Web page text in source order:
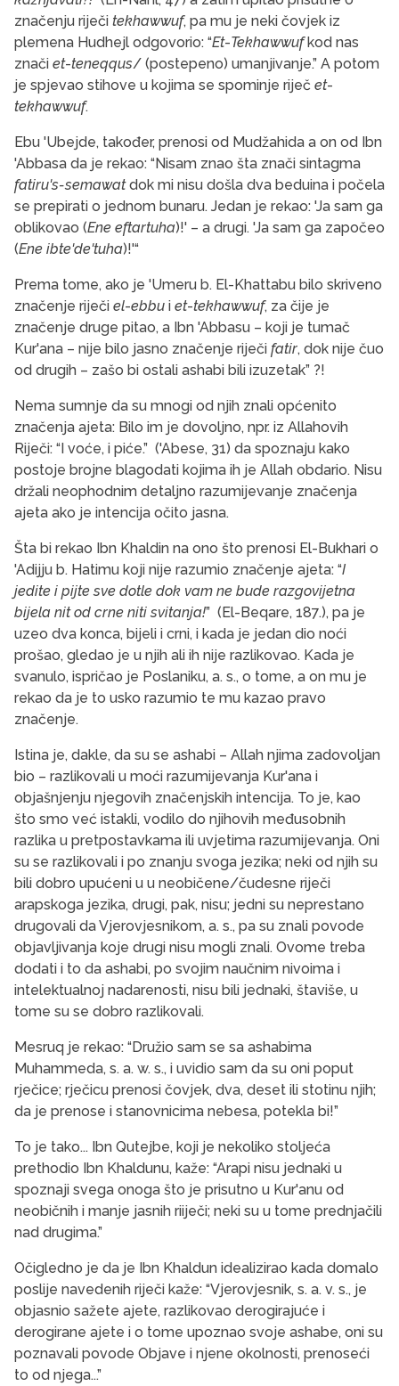
značenju riječi tekhawwuf, pa mu je neki čovjek iz
plemena Hudhejl odgovorio: “Et-Tekhawwufkod nas
znači et-teneqqus/ (postepeno) umanjivanje.” A potom
je spjevao stihove u kojima se spominje riječ et-
tekhawwuf.
Ebu 'Ubejde, također, prenosi od Mudžahida a on od Ibn
'Abbasa da je rekao: “Nisam znao šta znači sintagma
fatiru's-semawatdok mi nisu došla dva beduina i počela
se prepirati o jednom bunaru. Jedan je rekao: 'Ja sam ga
oblikovao (Ene eftartuha)!' – a drugi. 'Ja sam ga započeo
(Ene ibte'de'tuha)!'“
Prema tome, ako je 'Umeru b. El-Khattabu bilo skriveno
značenje riječi el-ebbu i et-tekhawwuf, za čije je
značenje druge pitao, a Ibn 'Abbasu – koji je tumač
Kur'ana – nije bilo jasno značenje riječi fatir, dok nije čuo
od drugih – zašo bi ostali ashabi bili izuzetak” ?!
Nema sumnje da su mnogi od njih znali općenito
značenja ajeta: Bilo im je dovoljno, npr. iz Allahovih
Riječi: “I voće, i piće.” ('Abese, 31) da spoznaju kako
postoje brojne blagodati kojima ih je Allah obdario. Nisu
držali neophodnim detaljno razumijevanje značenja
ajeta ako je intencija očito jasna.
Šta bi rekao Ibn Khaldin na ono što prenosi El-Bukhari o
'Adijju b. Hatimu koji nije razumio značenje ajeta: “I
jedite i pijte sve dotle dok vam ne bude razgovijetna
bijela nit od crne niti svitanja!” (El-Beqare, 187.), pa je
uzeo dva konca, bijeli i crni, i kada je jedan dio noći
prošao, gledao je u njih ali ih nije razlikovao. Kada je
svanulo, ispričao je Poslaniku, a. s., o tome, a on mu je
rekao da je to usko razumio te mu kazao pravo
značenje.
Istina je, dakle, da su se ashabi – Allah njima zadovoljan
bio – razlikovali u moći razumijevanja Kur'ana i
objašnjenju njegovih značenjskih intencija. To je, kao
što smo već istakli, vodilo do njihovih međusobnih
razlika u pretpostavkama ili uvjetima razumijevanja. Oni
su se razlikovali i po znanju svoga jezika; neki od njih su
bili dobro upućeni u u neobičene/čudesne riječi
arapskoga jezika, drugi, pak, nisu; jedni su neprestano
drugovali da Vjerovjesnikom, a. s., pa su znali povode
objavljivanja koje drugi nisu mogli znali. Ovome treba
dodati i to da ashabi, po svojim naučnim nivoima i
intelektualnoj nadarenosti, nisu bili jednaki, štaviše, u
tome su se dobro razlikovali.
Mesruq je rekao: “Družio sam se sa ashabima
Muhammeda, s. a. w. s., i uvidio sam da su oni poput
rječice; rječicu prenosi čovjek, dva, deset ili stotinu njih;
da je prenose i stanovnicima nebesa, potekla bi!”
To je tako... Ibn Qutejbe, koji je nekoliko stoljeća
prethodio Ibn Khaldunu, kaže: “Arapi nisu jednaki u
spoznaji svega onoga što je prisutno u Kur'anu od
neobičnih i manje jasnih riiječi; neki su u tome prednjačili
nad drugima.”
Očigledno je da je Ibn Khaldun idealizirao kada domalo
poslije navedenih riječi kaže: “Vjerovjesnik, s. a. v. s., je
objasnio sažete ajete, razlikovao derogirajuće i
derogirane ajete i o tome upoznao svoje ashabe, oni su
poznavali povode Objave i njene okolnosti, prenoseći
to od njega...”